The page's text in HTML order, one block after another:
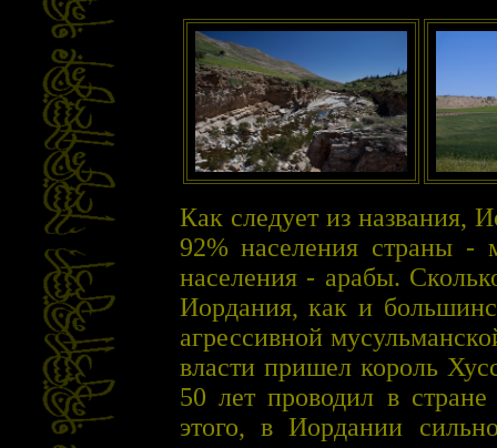
Как следует из названия,
92% населения страны -
населения - арабы.
Иордания, как и
агрессивной
власти пришел король
50 лет проводил в
этого, в Иордании